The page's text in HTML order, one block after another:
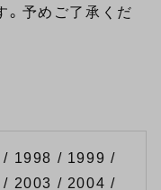
。予めご了承くだ
1998 / 1999 /
2003 / 2004 /